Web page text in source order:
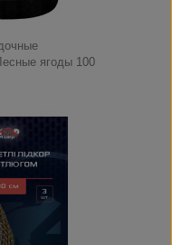
ягоды 100